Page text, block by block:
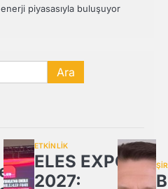
piyasasıyla buluşuyor
ETKİNLİK
ELES EXPO
2027: